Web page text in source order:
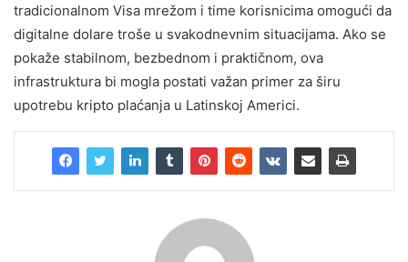
tradicionalnom Visa mrežom i time korisnicima omogući da
digitalne dolare troše u svakodnevnim situacijama. Ako se
pokaže stabilnom, bezbednom i praktičnom, ova
infrastruktura bi mogla postati važan primer za širu
upotrebu kripto plaćanja u Latinskoj Americi.